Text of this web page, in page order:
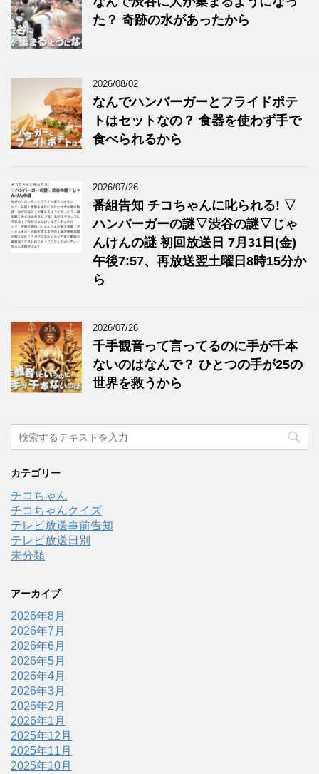
た？ 奇跡の水があったから
2026/08/02
なんでハンバーガーとフライドポテ
トはセットなの？ 食器を使わず手で
食べられるから
2026/07/26
番組告知 チコちゃんに叱られる! ▽
ハンバーガーの謎▽渋谷の謎▽じゃ
んけんの謎 初回放送日 7月31日(金)
午後7:57、再放送翌土曜日8時15分か
ら
2026/07/26
千手観音って言ってるのに手が千本
ないのはなんで？ ひとつの手が25の
世界を救うから
カテゴリー
チコちゃん
チコちゃんクイズ
テレビ放送事前告知
テレビ放送日別
未分類
アーカイブ
2026年8月
2026年7月
2026年6月
2026年5月
2026年4月
2026年3月
2026年2月
2026年1月
2025年12月
2025年11月
2025年10月